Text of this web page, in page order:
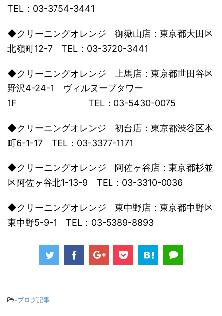
TEL：03-3754-3441
◆クリーニングオレンジ 御嶽山店：東京都大田区
北嶺町12-7 TEL：03-3720-3441
◆クリーニングオレンジ 上馬店：東京都世田谷区
野沢4-24-1 ヴィルヌーブタワー
1F TEL：03-5430-0075
◆クリーニングオレンジ 初台店：東京都渋谷区本
町6-1-17 TEL：03-3377-1171
◆クリーニングオレンジ 阿佐ヶ谷店：東京都杉並
区阿佐ヶ谷北1-13-9 TEL：03-3310-0036
◆クリーニングオレンジ 東中野店：東京都中野区
東中野5-9-1 TEL：03-5389-8893
-ブログ記事